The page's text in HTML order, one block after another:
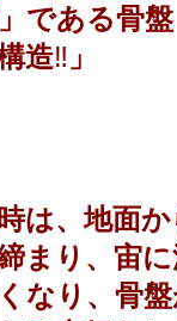
である骨
造‼️ 」
は、地面
まり、宙
なり、骨